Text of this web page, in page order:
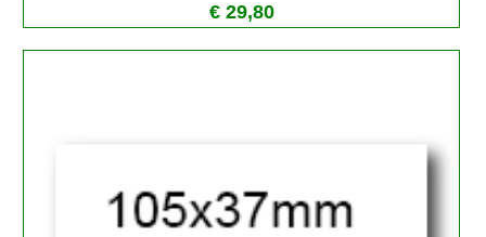
€ 29,80